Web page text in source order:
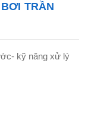
TRẦN
kỹ năng xử lý